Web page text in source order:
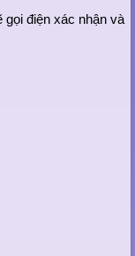
gọi điện xác nhận và